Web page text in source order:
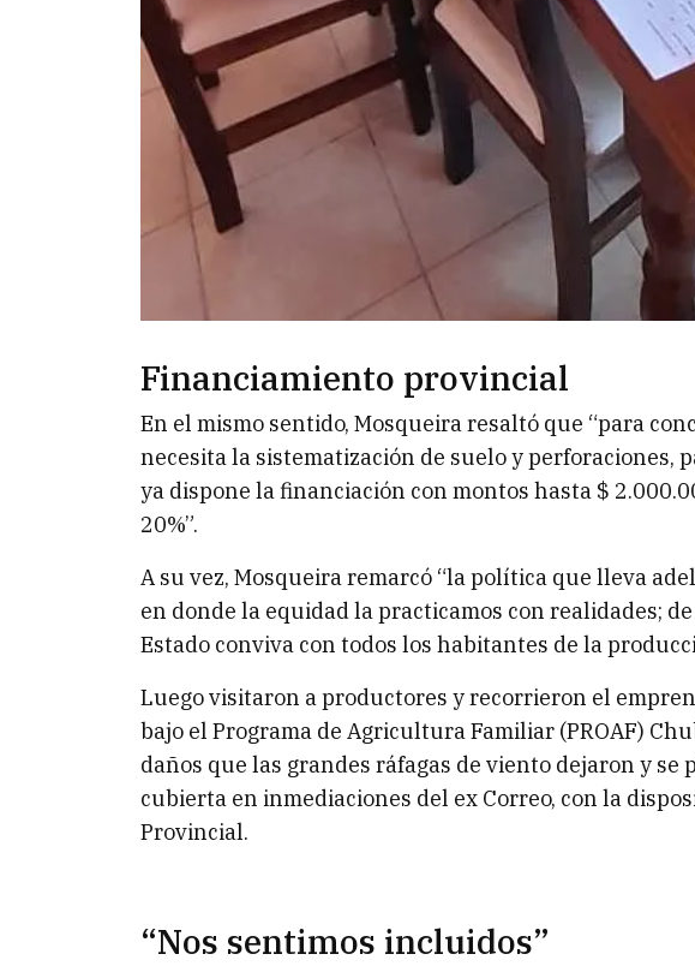
Financiamiento provincial
En el mismo sentido, Mosqueira resaltó que “para
necesita la sistematización de suelo y perforaciones,
ya dispone la financiación con montos hasta $
20%”.
A su vez, Mosqueira remarcó “la política que lleva
en donde la equidad la practicamos con realidades;
Estado conviva con todos los habitantes de la
Luego visitaron a productores y recorrieron el
bajo el Programa de Agricultura Familiar (PROAF)
daños que las grandes ráfagas de viento dejaron y
cubierta en inmediaciones del ex Correo, con la
Provincial.
“Nos sentimos incluidos”